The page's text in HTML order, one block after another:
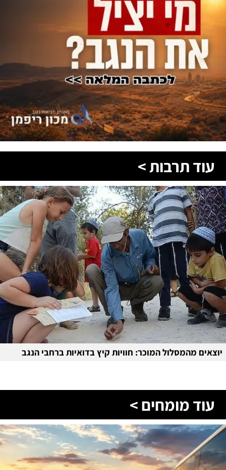
עוד תרבות >
יוצאים מהמסלול המוכר: חוויות קיץ בדואיות ברחבי הנגב
עוד מומחים >